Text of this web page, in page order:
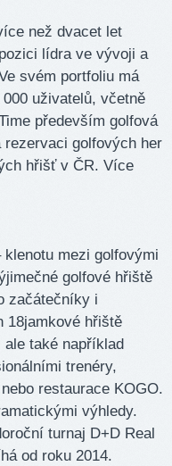
než dvacet let
lídra ve vývoji a
svém portfoliu má
uživatelů, včetně
především golfová
golfových her
hřišť v ČR. Více
mezi golfovými
golfové hřiště
začátečníky i
18jamkové hřiště
také například
trenéry,
restaurace KOGO.
výhledy.
turnaj D+D Real
od roku 2014.